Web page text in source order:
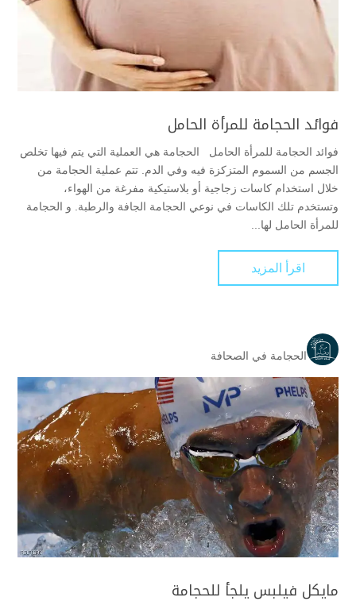
فوائد الحجامة للمرأة الحامل
فوائد الحجامة للمرأة الحامل الحجامة هي العملية التي يتم فيها تخلص
الجسم من السموم المتزكزة فيه وفي الدم. تتم عملية الحجامة من
خلال استخدام كاسات زجاجية أو بلاستيكية مفرغة من الهواء،
وتستخدم تلك الكاسات في نوعي الحجامة الجافة والرطبة. و الحجامة
للمرأة الحامل لها...
اقرأ المزيد
الحجامة في الصحافة
مايكل فيلبس يلجأ للحجامة